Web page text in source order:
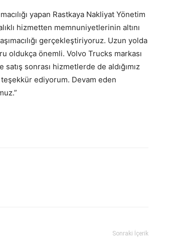
yapan Rastkaya Nakliyat Yönetim
hizmetten memnuniyetlerinin altını
gerçekleştiriyoruz. Uzun yolda
oldukça önemli. Volvo Trucks markası
sonrası hizmetlerde de aldığımız
ediyorum. Devam eden
Sonraki İçerik